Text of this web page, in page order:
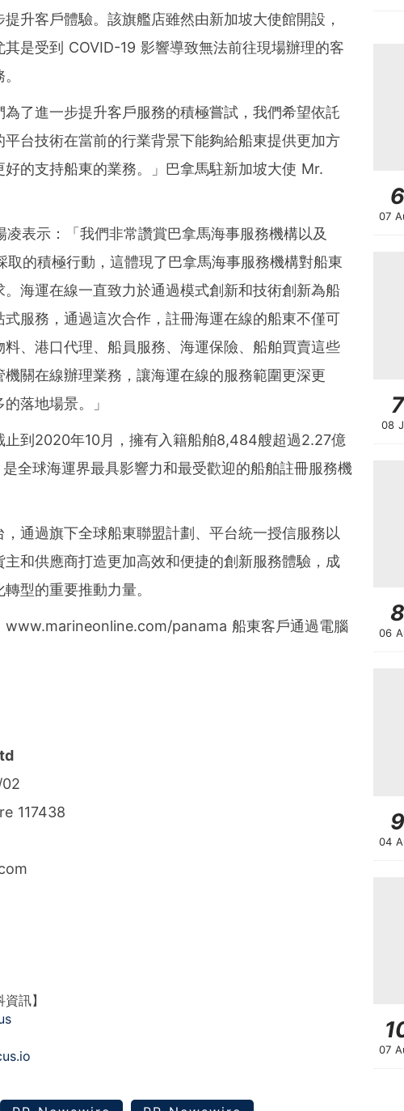
提升客戶體驗。該旗艦店雖然由新加坡大使館開設，
是受到 COVID-19 影響導致無法前往現場辦理的客
了進一步提升客戶服務的積極嘗試，我們希望依託
台技術在當前的行業背景下能夠給船東提供更加方
的支持船東的業務。
」 巴拿馬駐新加坡大使 Mr.
凌表示： 「 我們非常讚賞巴拿馬海事服務機構以及
的積極行動，這體現了巴拿馬海事服務機構對船東
海運在線一直致力於通過模式創新和技術創新為船
服務，通過這次合作，註冊海運在線的船東不僅可
、港口代理、船員服務、海運保險、船舶買賣這些
關在線辦理業務，讓海運在線的服務範圍更深更
落地場景。
」
止到2020年10月，擁有入籍船舶8,484艘超過2.27億
全球海運界最具影響力和最受歡迎的船舶註冊服務機
通過旗下全球船東聯盟計劃、平台統一授信服務以
和供應商打造更加高效和便捷的創新服務體驗，成
型的重要推動力量。
www.marineonline.com/panama 船東客戶通過電腦
117438
訊】
6
07
7
08
8
06
9
04
07